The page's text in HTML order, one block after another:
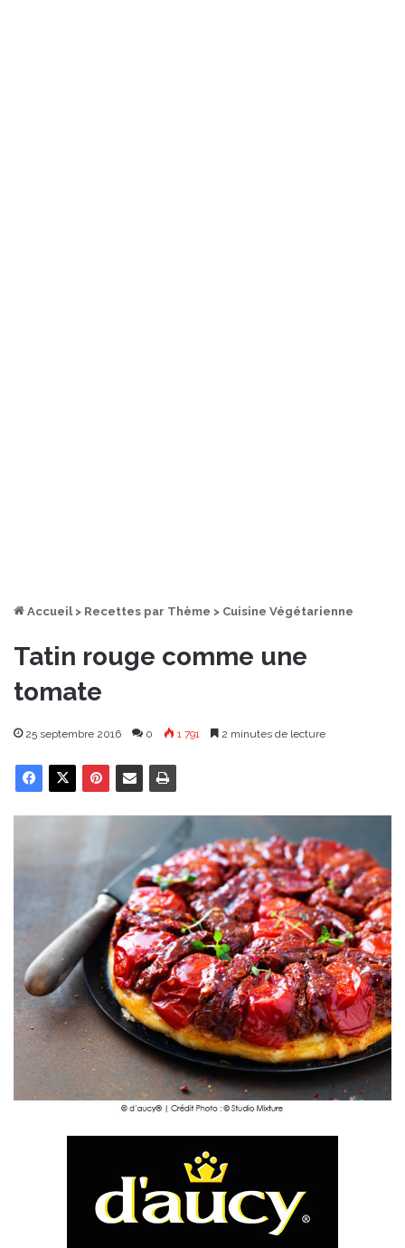
Accueil > Recettes par Thème > Cuisine Végétarienne
Tatin rouge comme une
tomate
25 septembre 2016 0 1 791 2 minutes de lecture